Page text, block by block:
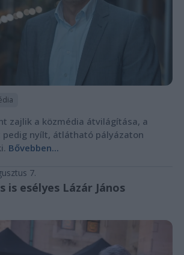
zajlik a közmédia átvilágítása, a
nyílt, átlátható pályázaton
Bővebben...
7.
is esélyes Lázár János